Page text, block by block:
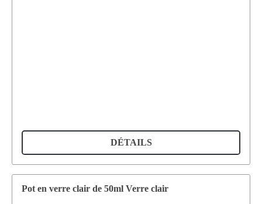
DÉTAILS
Pot en verre clair de 50ml Verre clair